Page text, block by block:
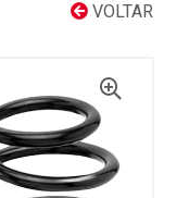
VOLTAR